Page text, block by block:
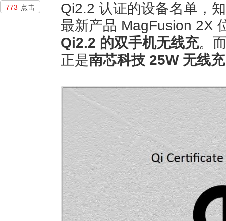
773 点击
Qi2.2 认证的设备名单，
最新产品 MagFusion 2X
Qi2.2 的双手机无线充。
正是南芯科技 25W 无线